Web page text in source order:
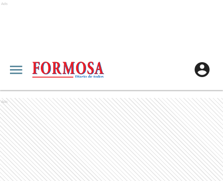
Ads
Ads